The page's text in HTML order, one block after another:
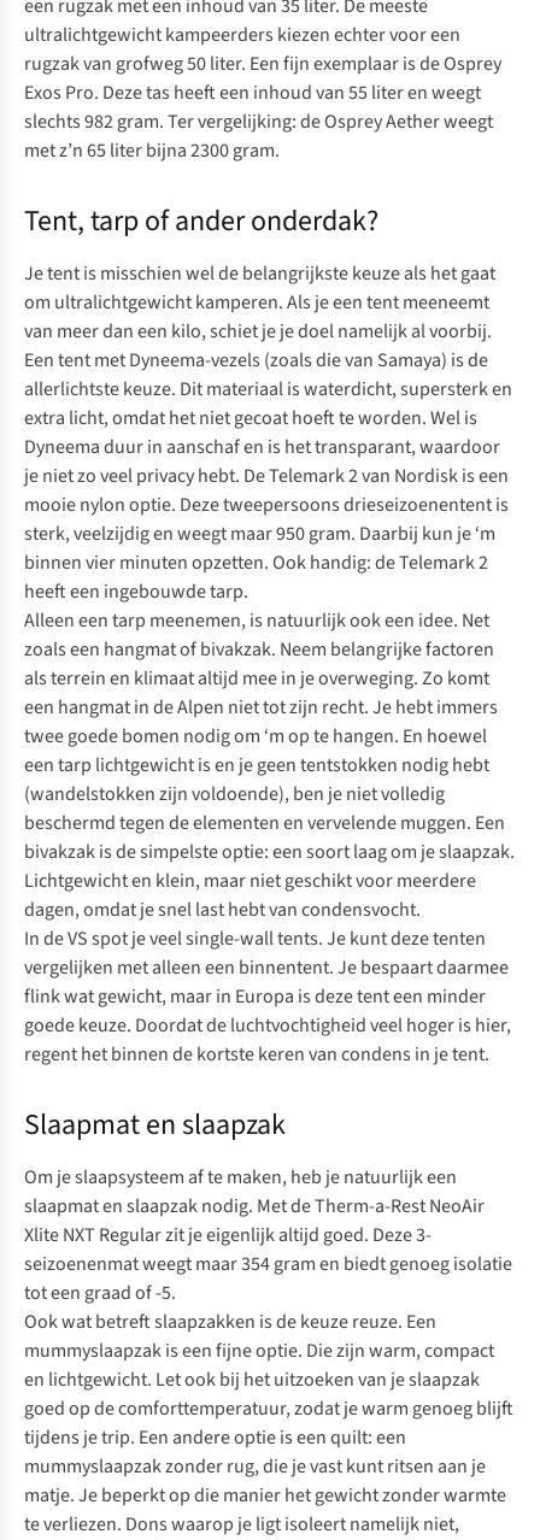
een rugzak met een inhoud van 35 liter. De meeste
ultralichtgewicht kampeerders kiezen echter voor een
rugzak van grofweg 50 liter. Een fijn exemplaar is deOsprey
Exos Pro. Deze tas heeft een inhoud van 55 liter en weegt
slechts 982 gram. Ter vergelijking: deOsprey Aetherweegt
met z’n 65 liter bijna 2300 gram.
Tent, tarp of ander onderdak?
Je tent is misschien wel de belangrijkste keuze als het gaat
om ultralichtgewicht kamperen. Als je een tent meeneemt
van meer dan een kilo, schiet je je doel namelijk al voorbij.
Een tent met Dyneema-vezels (zoalsdie van Samaya) is de
allerlichtste keuze. Dit materiaal is waterdicht, supersterk en
extra licht, omdat het niet gecoat hoeft te worden. Wel is
Dyneema duur in aanschaf en is het transparant, waardoor
je niet zo veel privacy hebt. DeTelemark 2 van Nordiskis een
mooie nylon optie. Deze tweepersoons drieseizoenentent is
sterk, veelzijdig en weegt maar 950 gram. Daarbij kun je ‘m
binnen vier minuten opzetten. Ook handig: de Telemark 2
heeft een ingebouwde tarp.
Alleen eentarp meenemen, is natuurlijk ook een idee. Net
zoals een hangmatofbivakzak. Neem belangrijke factoren
als terrein en klimaat altijd mee in je overweging. Zo komt
een hangmat in de Alpen niet tot zijn recht. Je hebt immers
twee goede bomen nodig om ‘m op te hangen. En hoewel
een tarp lichtgewicht is en je geen tentstokken nodig hebt
(wandelstokken zijn voldoende), ben je niet volledig
beschermd tegen de elementen en vervelende muggen. Een
bivakzak is de simpelste optie: een soort laag om je slaapzak.
Lichtgewicht en klein, maar niet geschikt voor meerdere
dagen, omdat je snel last hebt van condensvocht.
In de VS spot je veel single-wall tents. Je kunt deze tenten
vergelijken met alleen een binnentent. Je bespaart daarmee
flink wat gewicht, maar in Europa is deze tent een minder
goede keuze. Doordat de luchtvochtigheid veel hoger is hier,
regent het binnen de kortste keren van condens in je tent.
Slaapmat en slaapzak
Om je slaapsysteem af te maken, heb je natuurlijk een
slaapmat en slaapzak nodig. Met deTherm-a-Rest NeoAir
Xlite NXT Regularzit je eigenlijk altijd goed. Deze 3-
seizoenenmat weegt maar 354 gram en biedt genoeg isolatie
tot een graad of -5.
Ook wat betreft slaapzakken is de keuze reuze. Een
mummyslaapzak is een fijne optie. Die zijn warm, compact
en lichtgewicht. Let ook bij het uitzoeken van je slaapzak
goed op decomforttemperatuur, zodat je warm genoeg blijft
tijdens je trip. Een andere optie is een quilt: een
mummyslaapzak zonder rug, die je vast kunt ritsen aan je
matje. Je beperkt op die manier het gewicht zonder warmte
te verliezen. Dons waarop je ligt isoleert namelijk niet,